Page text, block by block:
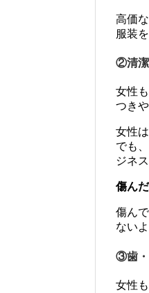
高価
服装
②清潔
女性
つき
女性
でも
ジネ
傷ん
傷ん
ない
③歯・
女性